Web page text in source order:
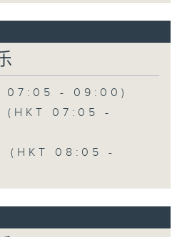
07:05 - 09:00)
(HKT 07:05 -
(HKT 08:05 -